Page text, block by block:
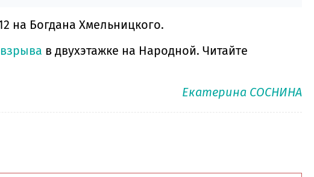
на Богдана Хмельницкого.
в двухэтажке на Народной. Читайте
Екатерина СОСНИНА